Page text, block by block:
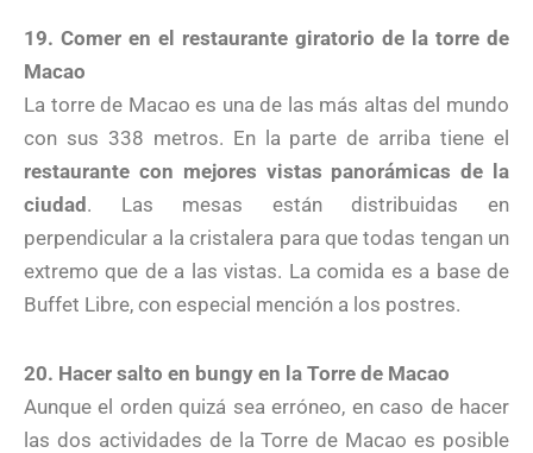
19. Comer en el restaurante giratorio de la torre de
Macao
La torre de Macao es una de las más altas del mundo
con sus 338 metros. En la parte de arriba tiene el
restaurante con mejores vistas panorámicas de la
ciudad. Las mesas están distribuidas en
perpendicular a la cristalera para que todas tengan un
extremo que de a las vistas. La comida es a base de
Buffet Libre, con especial mención a los postres.
20. Hacer salto en bungy en la Torre de Macao
Aunque el orden quizá sea erróneo, en caso de hacer
las dos actividades de la Torre de Macao es posible